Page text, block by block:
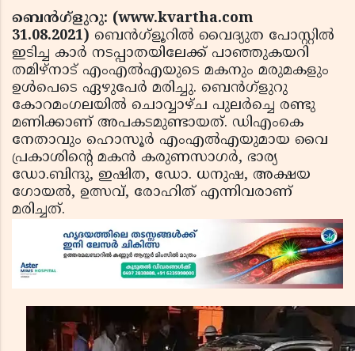
ബെൻഗ്ളുറു: (www.kvartha.com
31.08.2021) ബെൻഗ്ളൂറിൽ വൈദ്യുത പോസ്റ്റില്‍
ഇടിച്ച കാര്‍ നടപ്പാതയിലേക്ക് പാഞ്ഞുകയറി
തമിഴ്‌നാട് എംഎല്‍എയുടെ മകനും മരുമകളും
ഉള്‍പെടെ ഏഴുപേര്‍ മരിച്ചു. ബെൻഗ്ളുറു
കോറമംഗലയില്‍ ചൊവ്വാഴ്ച പുലര്‍ച്ചെ രണ്ടു
മണിക്കാണ് അപകടമുണ്ടായത്. ഡിഎംകെ
നേതാവും ഹൊസൂര്‍ എംഎല്‍എയുമായ വൈ
പ്രകാശിന്റെ മകന്‍ കരുണസാഗര്‍, ഭാര്യ
ഡോ.ബിന്ദു, ഇഷിത, ഡോ. ധനുഷ, അക്ഷയ
ഗോയല്‍, ഉത്സവ്, രോഹിത് എന്നിവരാണ്
മരിച്ചത്.